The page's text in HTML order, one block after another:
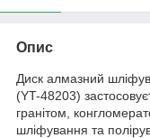
Опис
Диск алмазний
(YT-48203)
гранітом,
шліфування та